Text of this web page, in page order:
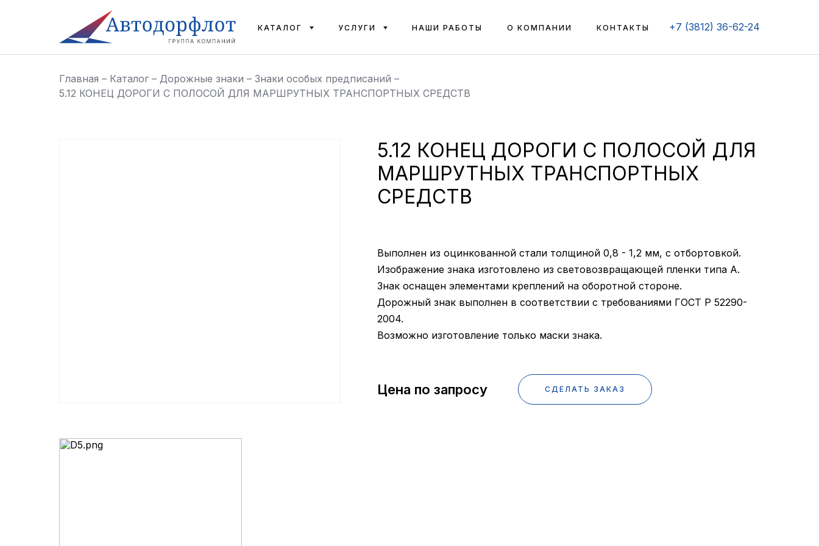
КАТАЛОГ УСЛУГИ НАШИ РАБОТЫ О КОМПАНИИ КОНТАКТЫ +7 (3812) 36-62-24
Главная – Каталог – Дорожные знаки – Знаки особых предписаний –
5.12 КОНЕЦ ДОРОГИ С ПОЛОСОЙ ДЛЯ МАРШРУТНЫХ ТРАНСПОРТНЫХ СРЕДСТВ
5.12 КОНЕЦ ДОРОГИ С ПОЛОСОЙ ДЛЯ
МАРШРУТНЫХ ТРАНСПОРТНЫХ
СРЕДСТВ
Выполнен из оцинкованной стали толщиной 0,8 - 1,2 мм, с отбортовкой.
Изображение знака изготовлено из световозвращающей пленки типа А.
Знак оснащен элементами креплений на оборотной стороне.
Дорожный знак выполнен в соответствии с требованиями ГОСТ Р 52290-
2004.
Возможно изготовление только маски знака.
Цена по запросу СДЕЛАТЬ ЗАКАЗ